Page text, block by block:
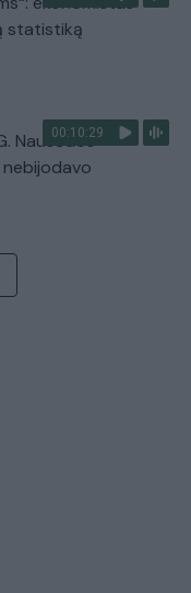
statistiką
00:10:29
Nausėdos